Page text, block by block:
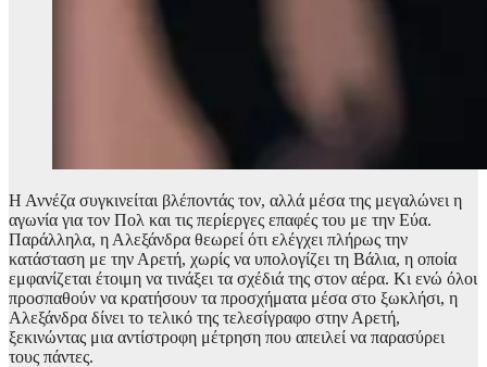
Η Αννέζα συγκινείται βλέποντάς τον, αλλά μέσα της μεγαλώνει η
αγωνία για τον Πολ και τις περίεργες επαφές του με την Εύα.
Παράλληλα, η Αλεξάνδρα θεωρεί ότι ελέγχει πλήρως την
κατάσταση με την Αρετή, χωρίς να υπολογίζει τη Βάλια, η οποία
εμφανίζεται έτοιμη να τινάξει τα σχέδιά της στον αέρα. Κι ενώ όλοι
προσπαθούν να κρατήσουν τα προσχήματα μέσα στο ξωκλήσι, η
Αλεξάνδρα δίνει το τελικό της τελεσίγραφο στην Αρετή,
ξεκινώντας μια αντίστροφη μέτρηση που απειλεί να παρασύρει
τους πάντες.